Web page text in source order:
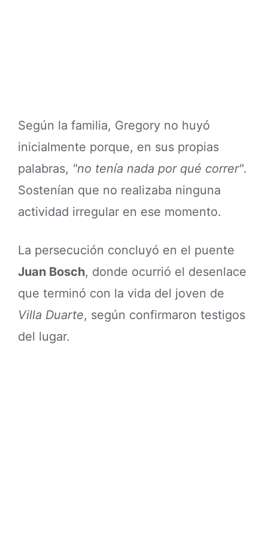
Según la familia, Gregory no huyó
inicialmente porque, en sus propias
palabras, "no tenía nada por qué correr".
Sostenían que no realizaba ninguna
actividad irregular en ese momento.
La persecución concluyó en el puente
Juan Bosch, donde ocurrió el desenlace
que terminó con la vida del joven de
Villa Duarte, según confirmaron testigos
del lugar.